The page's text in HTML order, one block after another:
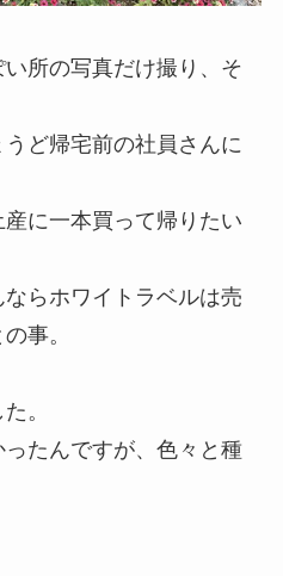
所の写真だけ撮り、そ
ど帰宅前の社員さんに
に一本買って帰りたい
ならホワイトラベルは売
事。
。
たんですが、色々と種